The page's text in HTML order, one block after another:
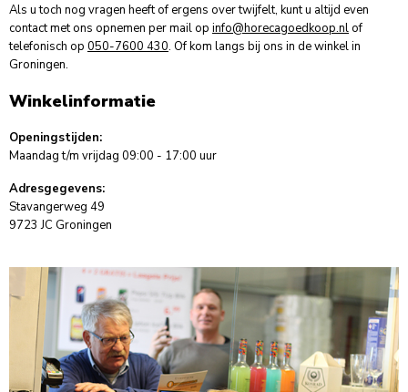
Als u toch nog vragen heeft of ergens over twijfelt, kunt u altijd even
contact met ons opnemen per mail op info@horecagoedkoop.nlof
telefonisch op 050-7600 430. Of kom langs bij ons in de winkel in
Groningen.
Winkelinformatie
Openingstijden:
Maandag t/m vrijdag 09:00 - 17:00 uur
Adresgegevens:
Stavangerweg 49
9723 JC Groningen